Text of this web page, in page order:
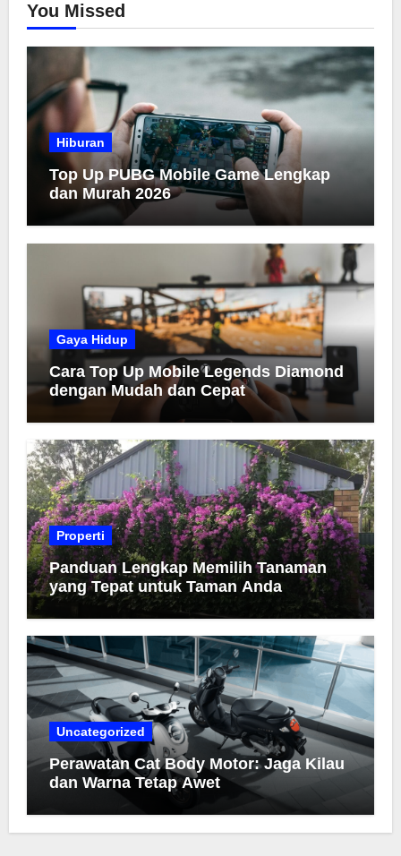
You Missed
Hiburan
Top Up PUBG Mobile Game Lengkap
dan Murah 2026
Gaya Hidup
Cara Top Up Mobile Legends Diamond
dengan Mudah dan Cepat
Properti
Panduan Lengkap Memilih Tanaman
yang Tepat untuk Taman Anda
Uncategorized
Perawatan Cat Body Motor: Jaga Kilau
dan Warna Tetap Awet